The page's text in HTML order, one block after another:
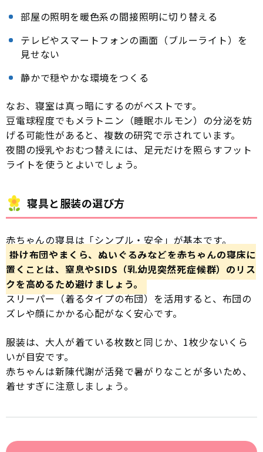
部屋の照明を暖色系の間接照明に切り替える
テレビやスマートフォンの画面（ブルーライト）を
見せない
静かで穏やかな環境をつくる
なお、寝室は真っ暗にするのがベストです。
豆電球程度でもメラトニン（睡眠ホルモン）の分泌を妨
げる可能性があると、複数の研究で示されています。
夜間の授乳やおむつ替えには、足元だけを照らすフット
ライトを使うとよいでしょう。
寝具と服装の選び方
赤ちゃんの寝具は「シンプル・安全」が基本です。
掛け布団やまくら、ぬいぐるみなどを赤ちゃんの寝床に
置くことは、窒息やSIDS（乳幼児突然死症候群）のリス
クを高めるため避けましょう。
スリーパー（着るタイプの布団）を活用すると、布団の
ズレや顔にかかる心配がなく安心です。
服装は、大人が着ている枚数と同じか、1枚少ないくら
いが目安です。
赤ちゃんは新陳代謝が活発で暑がりなことが多いため、
着せすぎに注意しましょう。